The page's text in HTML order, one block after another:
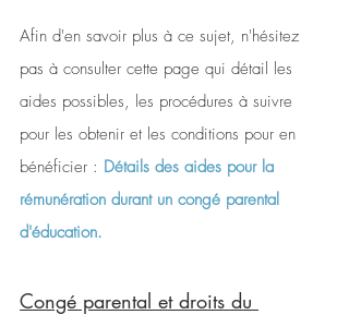
Afin d'en savoir plus à ce sujet, n'hésitez
pas à consulter cette page qui détail les
aides possibles, les procédures à suivre
pour les obtenir et les conditions pour en
bénéficier : Détails des aides pour la
rémunération durant un congé parental
d'éducation.
Congé parental et droits du